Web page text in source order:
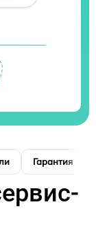
Гарантия